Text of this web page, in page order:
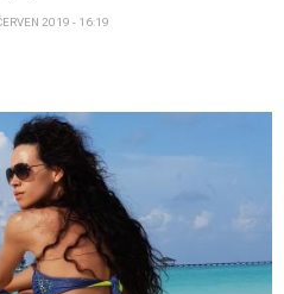
2019 - 16:19